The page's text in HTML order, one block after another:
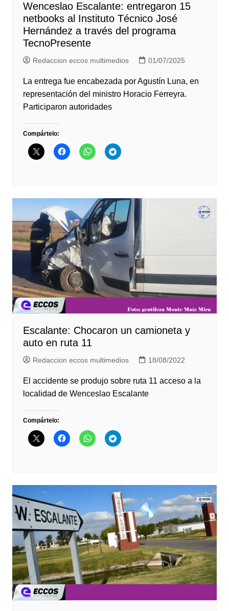
Wenceslao Escalante: entregaron 15
netbooks al Instituto Técnico José
Hernández a través del programa
TecnoPresente
Redaccion eccos multimedios 01/07/2025
La entrega fue encabezada por Agustín Luna, en
representación del ministro Horacio Ferreyra.
Participaron autoridades
Compártelo:
Escalante: Chocaron un camioneta y
auto en ruta 11
Redaccion eccos multimedios 18/08/2022
El accidente se produjo sobre ruta 11 acceso a la
localidad de Wenceslao Escalante
Compártelo: